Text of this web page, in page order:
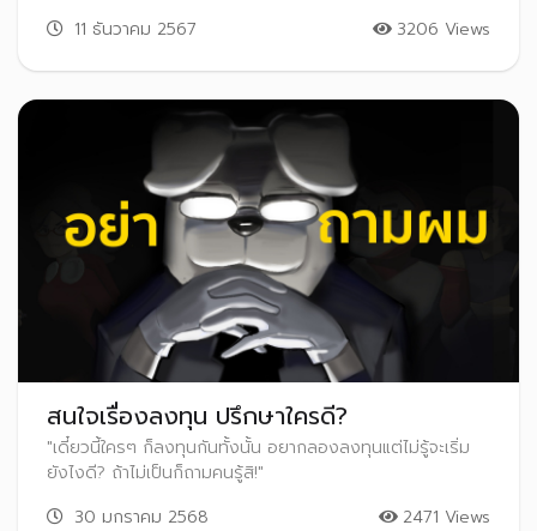
11 ธันวาคม 2567
3206 Views
สนใจเรื่องลงทุน ปรึกษาใครดี?
"เดี๋ยวนี้ใครๆ ก็ลงทุนกันทั้งนั้น อยากลองลงทุนแต่ไม่รู้จะเริ่ม
ยังไงดี? ถ้าไม่เป็นก็ถามคนรู้สิ!"
30 มกราคม 2568
2471 Views